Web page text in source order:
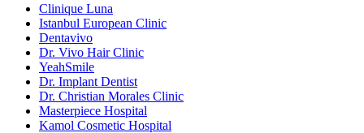
Clinique Luna
Istanbul European Clinic
Dentavivo
Dr. Vivo Hair Clinic
YeahSmile
Dr. Implant Dentist
Dr. Christian Morales Clinic
Masterpiece Hospital
Kamol Cosmetic Hospital